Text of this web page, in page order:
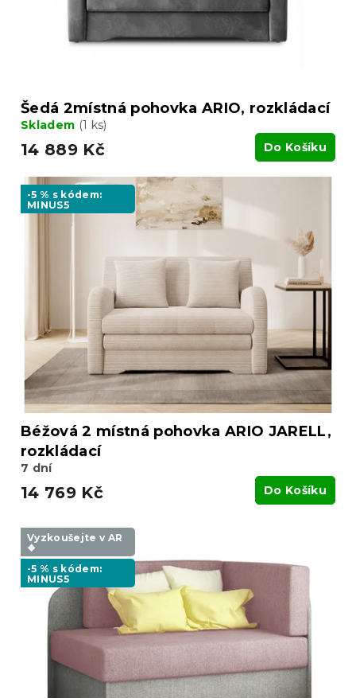
Šedá 2místná pohovka ARIO, rozkládací
Skladem (1 ks)
14 889 Kč Do Košíku
-5 % s kódem:
MINUS5
Béžová 2 místná pohovka ARIO JARELL,
rozkládací
7 dní
14 769 Kč Do Košíku
Vyzkoušejte v AR
❖
-5 % s kódem:
MINUS5